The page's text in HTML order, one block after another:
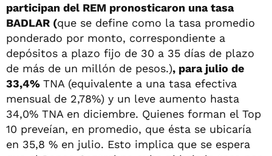
participan del REM pronosticaron una tasa
BADLAR (que se define como la tasa promedio
ponderado por monto, correspondiente a
depósitos a plazo fijo de 30 a 35 días de plazo
de más de un millón de pesos.), para julio de
33,4% TNA (equivalente a una tasa efectiva
mensual de 2,78%) y un leve aumento hasta
34,0% TNA en diciembre. Quienes forman el Top
10 preveían, en promedio, que ésta se ubicaría
en 35,8 % en julio. Esto implica que se espera